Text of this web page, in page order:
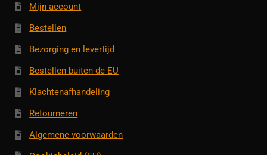
Mijn account
Bestellen
Bezorging en levertijd
Bestellen buiten de EU
Klachtenafhandeling
Retourneren
Algemene voorwaarden